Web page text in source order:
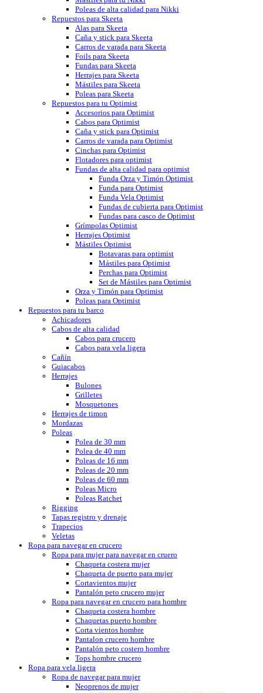
Poleas de alta calidad para Nikki
Repuestos para Skeeta
Alas para Skeeta
Caña y stick para Skeeta
Carros de varada para Skeeta
Foils para Skeeta
Fundas para Skeeta
Herrajes para Skeeta
Mástiles para Skeeta
Poleas para Skeeta
Repuestos para tu Optimist
Accesorios para Optimist
Cabos para Optimist
Caña y stick para Optimist
Carros de varada para Optimist
Cinchas para Optimist
Flotadores para optimist
Fundas de alta calidad para optimist
Funda Orza y Timón Optimist
Funda para Optimist
Funda Vela Optimist
Fundas de cubierta para Optimist
Fundas para casco de Optimist
Grímpolas Optimist
Herrajes Optimist
Mástiles Optimist
Botavaras para optimist
Mástiles para Optimist
Perchas para Optimist
Set de Mástiles para Optimist
Orza y Timón para Optimist
Poleas para Optimist
Repuestos para tu barco
Achicadores
Cabos de alta calidad
Cabos para crucero
Cabos para vela ligera
Cañín
Guiacabos
Herrajes
Bulones
Grilletes
Mosquetones
Herrajes de timon
Mordazas
Poleas
Polea de 30 mm
Polea de 40 mm
Poleas de 16 mm
Poleas de 20 mm
Poleas de 60 mm
Poleas Micro
Poleas Ratchet
Rigging
Tapas registro y drenaje
Trapecios
Veletas
Ropa para navegar en crucero
Ropa para mujer para navegar en cruero
Chaqueta costera mujer
Chaqueta de puerto para mujer
Cortavientos mujer
Pantalón peto crucero mujer
Ropa para navegar en crucero para hombre
Chaqueta costera hombre
Chaquetas puerto hombre
Corta vientos hombre
Pantalon crucero hombre
Pantalón peto costero hombre
Tops hombre crucero
Ropa para vela ligera
Ropa de navegar para mujer
Neoprenos de mujer